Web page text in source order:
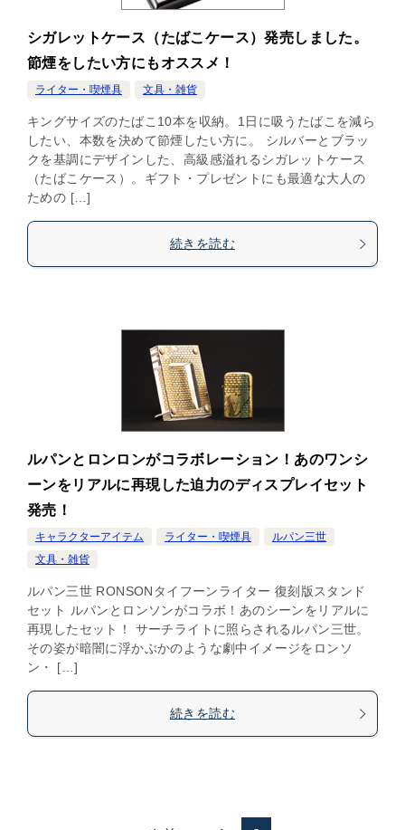
シガレットケース（たばこケース）発売しました。
節煙をしたい方にもオススメ！
ライター・喫煙具 文具・雑貨
キングサイズのたばこ10本を収納。1日に吸うたばこを減ら
したい、本数を決めて節煙したい方に。 シルバーとブラッ
クを基調にデザインした、高級感溢れるシガレットケース
（たばこケース）。ギフト・プレゼントにも最適な大人の
ための […]
続きを読む
ルパンとロンロンがコラボレーション！あのワンシ
ーンをリアルに再現した迫力のディスプレイセット
発売！
キャラクターアイテム ライター・喫煙具
ルパン三世
文具・雑貨
ルパン三世 RONSONタイフーンライター 復刻版スタンド
セット ルパンとロンソンがコラボ！あのシーンをリアルに
再現したセット！ サーチライトに照らされるルパン三世。
その姿が暗闇に浮かぶかのような劇中イメージをロンソ
ン・ […]
続きを読む